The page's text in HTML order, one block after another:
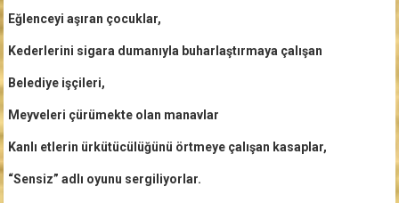
Eğlenceyi aşıran çocuklar,
Kederlerini sigara dumanıyla buharlaştırmaya çalışan
Belediye işçileri,
Meyveleri çürümekte olan manavlar
Kanlı etlerin ürkütücülüğünü örtmeye çalışan kasaplar,
“Sensiz” adlı oyunu sergiliyorlar.